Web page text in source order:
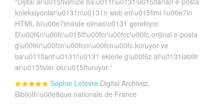
koleksiyonlar\u0131n\u0131n web eri\u015fimi i\u00e7in
HTML bi\u00e7iminde olmas\u0131 gerekiyor.
D\u00f6n\u00fc\u015ft\u00fcr\u00fcc\u00fc orijinal e-posta
g\u00f6r\u00fcn\u00fcm\u00fcn\u00fc koruyor ve
ba\u011flant\u0131l\u0131 eklerle g\u00f6z at\u0131labilir
ar\u015fivler olu\u015fturuyor."
Sophie Lefevre Digital Archivist,
Biblioth\u00e8que nationale de France